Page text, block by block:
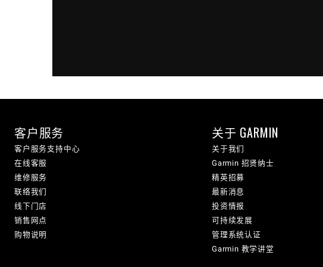
客户服务
客户服务支持中心
在线客服
维修服务
联络我们
线下门店
销售网点
购物说明
关于 GARMIN
关于我们
Garmin 招贤纳士
精英招募
最新消息
投资情报
可持续发展
管理系统认证
Garmin 教学讲堂